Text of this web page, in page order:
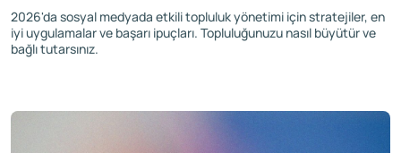
2026'da sosyal medyada etkili topluluk yönetimi için stratejiler, en
iyi uygulamalar ve başarı ipuçları. Topluluğunuzu nasıl büyütür ve
bağlı tutarsınız.